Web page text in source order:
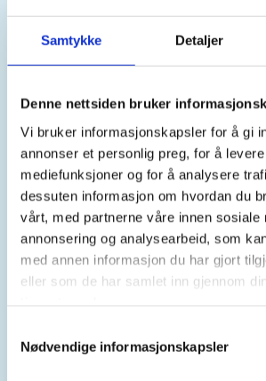
Samtykke Detaljer
Denne nettsiden bruker
Vi bruker informasjonskapsler for å gi
annonser et personlig preg, for å
mediefunksjoner og for å analysere
dessuten informasjon om hvordan du
vårt, med partnerne våre innen sosiale
annonsering og analysearbeid, som
med annen informasjon du har gjort
eller som de har samlet inn gjennom
Nødvendige informasjonskapsler
jesper-l@online.no
Leirduesti Sokna JFF onsdag 6 mai
I dag onsdag 6 mai deltar vi hos
duer Leirduesti
Ungdomsgruppa melder på
for våpen til de som må låne og
stevnet, Vi ordner felles transport
Jaktskytterskolen erfarne.
Tidspunkt og sted for oppmøte